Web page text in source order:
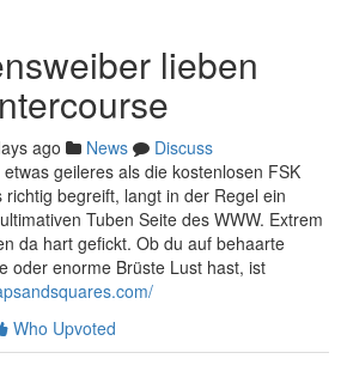
lieben
ago News
Discuss
geileres als die kostenlosen FSK
begreift, langt in der Regel ein
Tuben Seite des WWW. Extrem
da hart gefickt. Ob du auf behaarte
oder enorme Brüste Lust hast, ist
Who Upvoted